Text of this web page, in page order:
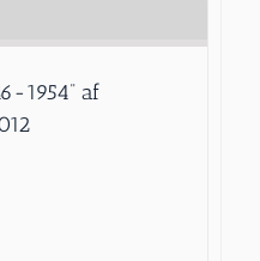
1954” af